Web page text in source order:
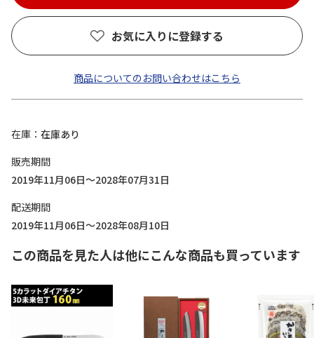
お気に入りに登録する
商品についてのお問い合わせはこちら
在庫
在庫あり
販売期間
2019年11月06日～2028年07月31日
配送期間
2019年11月06日～2028年08月10日
この商品を見た人は他にこんな商品も買っています